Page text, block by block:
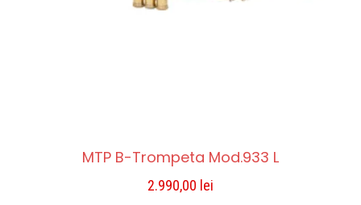
MTP B-Trompeta Mod.933 L
2.990,00 lei